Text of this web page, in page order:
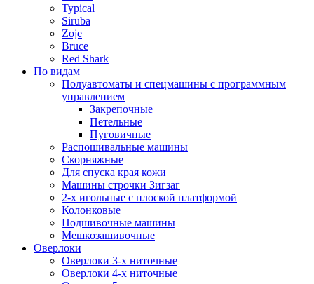
Typical
Siruba
Zoje
Bruce
Red Shark
По видам
Полуавтоматы и спецмашины с программным
управлением
Закрепочные
Петельные
Пуговичные
Распошивальные машины
Скорняжные
Для спуска края кожи
Машины строчки Зигзаг
2-х игольные с плоской платформой
Колонковые
Подшивочные машины
Мешкозашивочные
Оверлоки
Оверлоки 3-х ниточные
Оверлоки 4-х ниточные